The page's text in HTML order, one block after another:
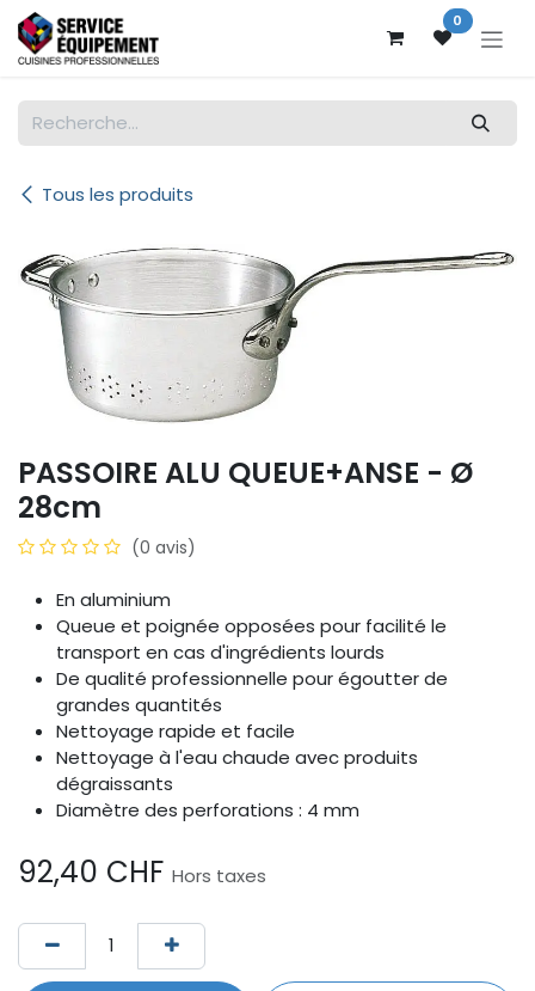
Se rendre au contenu 0
Tous les produits
PASSOIRE ALU QUEUE+ANSE - Ø
28cm
(0 avis)
En aluminium
Queue et poignée opposées pour facilité le
transport en cas d'ingrédients lourds
De qualité professionnelle pour égoutter de
grandes quantités
Nettoyage rapide et facile
Nettoyage à l'eau chaude avec produits
dégraissants
Diamètre des perforations : 4 mm
92,40 CHF Hors taxes